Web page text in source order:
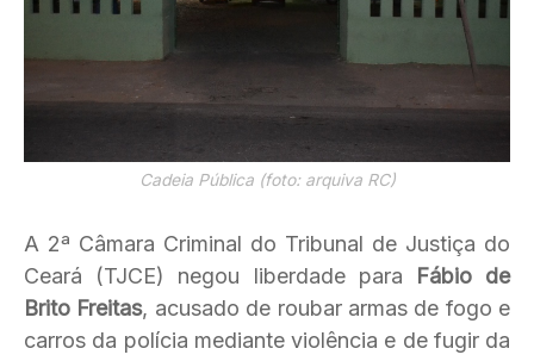
Cadeia Pública (foto: arquiva RC)
A 2ª Câmara Criminal do Tribunal de Justiça do
Ceará (TJCE) negou liberdade para
Fábio de
Brito Freitas, acusado de roubar armas de fogo e
carros da polícia mediante violência e de fugir da